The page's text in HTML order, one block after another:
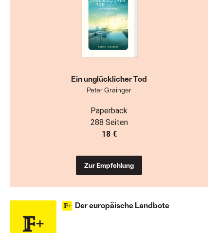
Der europäische Landbote
Ein unglücklicher Tod
Peter Grainger
Paperback
288 Seiten
18 €
Zur Empfehlung